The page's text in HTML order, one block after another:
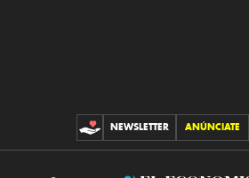
CONTRIBUCIONES
NEWSLETTER ANÚNCIATE